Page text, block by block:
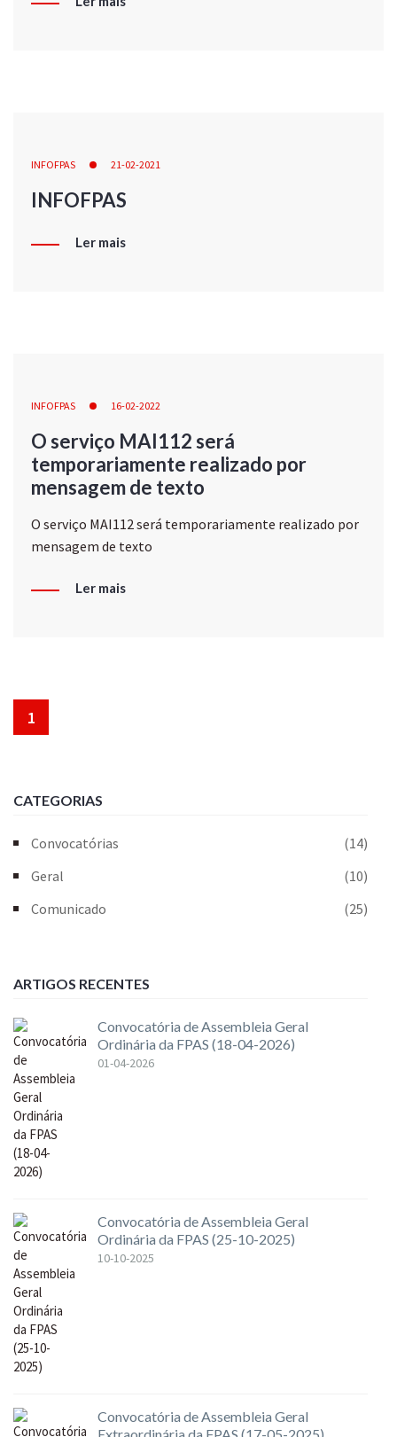
INFOFPAS 21-02-2021
INFOFPAS
Ler mais
INFOFPAS 16-02-2022
O serviço MAI112 será
temporariamente realizado por
mensagem de texto
O serviço MAI112 será temporariamente realizado por
mensagem de texto
Ler mais
1
CATEGORIAS
Convocatórias
(14)
Geral
(10)
Comunicado
(25)
ARTIGOS RECENTES
Convocatória de Assembleia Geral
Ordinária da FPAS (18-04-2026)
01-04-2026
Convocatória de Assembleia Geral
Ordinária da FPAS (25-10-2025)
10-10-2025
Convocatória de Assembleia Geral